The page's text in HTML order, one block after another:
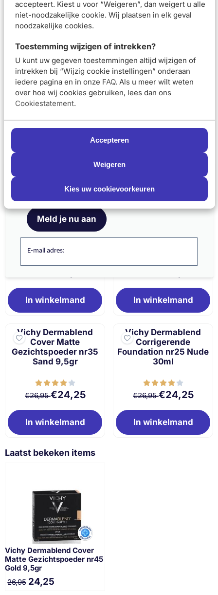
accepteert. Kiest u voor “Weigeren”, dan weigert u alle
niet-noodzakelijke cookie. Wij plaatsen in elk geval
noodzakelijke cookies.
Toestemming wijzigen of intrekken?
U kunt uw gegeven toestemmingen altijd wijzigen of
intrekken bij “Wijzig cookie instellingen” onderaan
iedere pagina en in onze FAQ. Als u meer wilt weten
over hoe wij cookies gebruiken, lees dan ons
Cookiestatement.
Accepteren
Weigeren
Kies uw cookievoorkeuren
en ontvang 5% korting op je eerste bestelling
Meld je nu aan
E-mail adres:
Samenstelling
Beoordelingen (1 )
Aanbevolen artikelen voor
Vichy Dermablend
Cover Matte Gezichtspoeder nr45 Gold 9,5gr
Vichy Dermablend 3D
Correctie Foundation
nr25 Nude 30ml
Vichy Dermablend
Cover Matte
Van 26,95 voor
Vichy Dermablend
Cover Matte
Gezichtspoeder nr15
Opal 9,5gr
In winkelmand
Vichy Dermablend
30ml
In winkelmand
Vichy Dermablend
Cover Matte
Gezichtspoeder nr35
Sand 9,5gr
Van 26,95 voor 24,25
€26,95€24,25
In winkelmand
Vichy Dermablend
Corrigerende
Foundation nr25 Nude
30ml
Van 26,95 voor
€26,95€24,25
In winkelmand
Laatst bekeken items
Vichy Dermablend Cover
Matte Gezichtspoeder nr45
Gold 9,5gr
26,95 24,25